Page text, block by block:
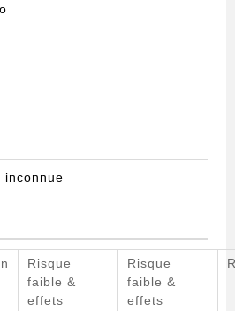
inconnue
Risque
faible &
effets
Risque
faible &
effets